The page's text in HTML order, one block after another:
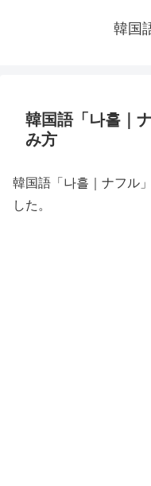
韓国
韓国語「나흘｜
み方
韓国語「나흘｜ナフル
した。